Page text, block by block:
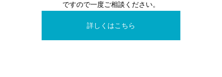
ですので一度ご相談ください。
詳しくはこちら